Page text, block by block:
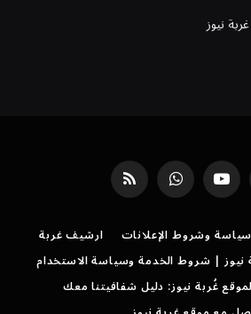
نيوز
يوتيوب واتساب RSS
سياسة وشروط الإعلانات
ارشيف غربة
نيوز | شروط الخدمة وسياسة الاستخدام
غُربة نيوز: دليل شفافيتنا معك